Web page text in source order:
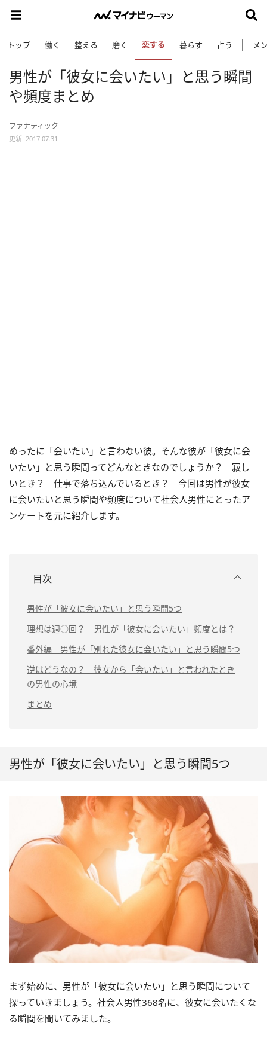
トップ 働く 整える 磨く 恋する 暮らす 占う メ
男性が「彼女に会いたい」と思う瞬間
や頻度まとめ
ファナティック
更新: 2017.07.31
めったに「会いたい」と言わない彼。そんな彼が「彼女に会
いたい」と思う瞬間ってどんなときなのでしょうか？ 寂し
いとき？ 仕事で落ち込んでいるとき？ 今回は男性が彼女
に会いたいと思う瞬間や頻度について社会人男性にとったア
ンケートを元に紹介します。
目次
男性が「彼女に会いたい」と思う瞬間5つ
理想は週○回？ 男性が「彼女に会いたい」頻度とは？
番外編 男性が「別れた彼女に会いたい」と思う瞬間5つ
逆はどうなの？ 彼女から「会いたい」と言われたとき
の男性の心境
まとめ
男性が「彼女に会いたい」と思う瞬間5つ
まず始めに、男性が「彼女に会いたい」と思う瞬間について
探っていきましょう。社会人男性368名に、彼女に会いたくな
る瞬間を聞いてみました。